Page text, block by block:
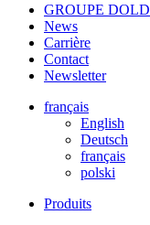
GROUPE DOLD
News
Carrière
Contact
Newsletter
français
English
Deutsch
français
polski
Produits